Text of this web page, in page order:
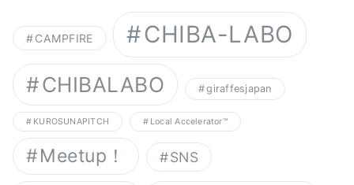
CAMPFIRE CHIBA-LABO
CHIBALABO giraffesjapan
KUROSUNAPITCH Local Accelerator™︎
Meetup！ SNS